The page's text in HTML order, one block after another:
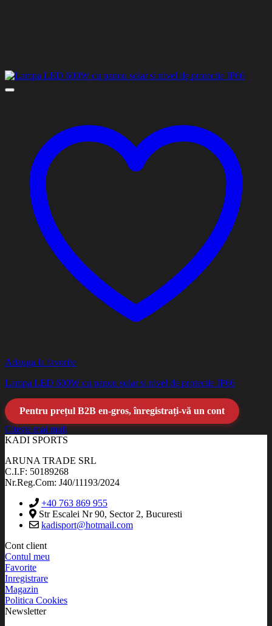
Adauga la favorite
Lampa LED 600W cu panou solar si nivel de protectie IP66
Pentru prețul B2B en-gros, înregistrați-vă un cont
Citește mai mult
KADI SPORTS
ARUNA TRADE SRL
C.I.F: 50189268
Nr.Reg.Com: J40/11193/2024
+40 763 869 955
Str Escalei Nr 90, Sector 2, Bucuresti
kadisport@hotmail.com
Cont client
Contul meu
Favorite
Inregistrare
Magazin
Politica Cookies
Newsletter